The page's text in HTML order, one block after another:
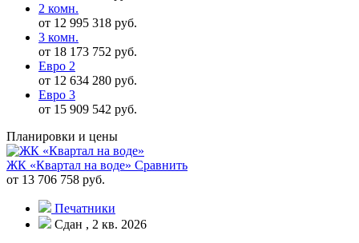
2 комн.
от 12 995 318 руб.
3 комн.
от 18 173 752 руб.
Евро 2
от 12 634 280 руб.
Евро 3
от 15 909 542 руб.
Планировки и цены
ЖК «Квартал на воде» Сравнить
от 13 706 758 руб.
Печатники
Сдан , 2 кв. 2026